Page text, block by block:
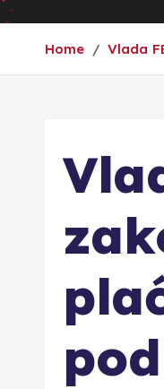
Home Vlada